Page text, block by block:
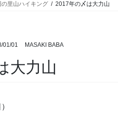
の里山ハイキング 2017年の〆は大力山
01/01 MASAKI BABA
大力山